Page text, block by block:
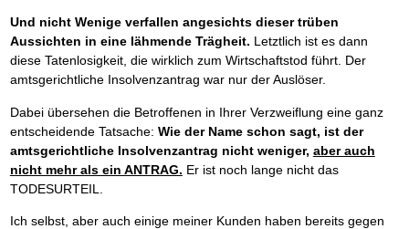
Und nicht Wenige verfallen angesichts dieser trüben
Aussichten in eine lähmende Trägheit. Letztlich ist es dann
diese Tatenlosigkeit, die wirklich zum Wirtschaftstod führt. Der
amtsgerichtliche Insolvenzantrag war nur der Auslöser.
Dabei übersehen die Betroffenen in Ihrer Verzweiflung eine ganz
entscheidende Tatsache: Wie der Name schon sagt, ist der
amtsgerichtliche Insolvenzantrag nicht weniger, aber auch
nicht mehr als ein ANTRAG. Er ist noch lange nicht das
TODESURTEIL.
Ich selbst, aber auch einige meiner Kunden haben bereits gegen